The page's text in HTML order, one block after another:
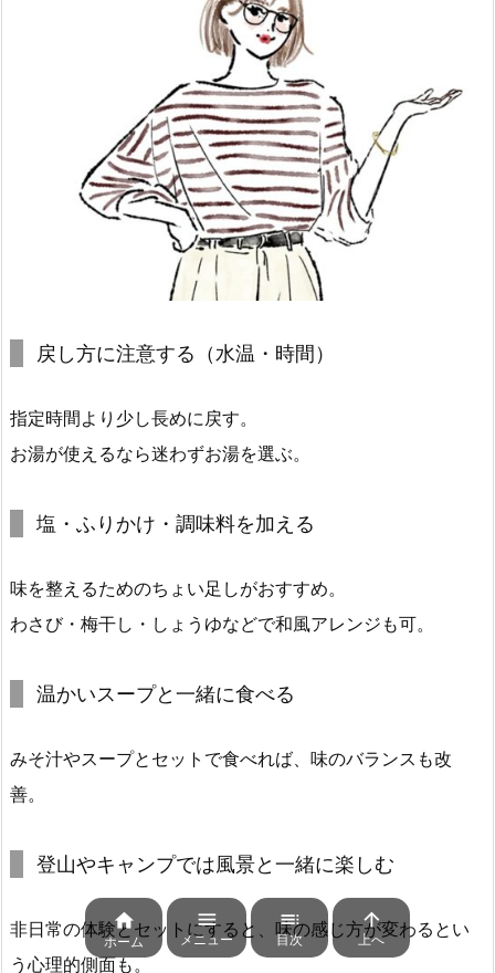
戻し方に注意する（水温・時間）
指定時間より少し長めに戻す。
お湯が使えるなら迷わずお湯を選ぶ。
塩・ふりかけ・調味料を加える
味を整えるためのちょい足しがおすすめ。
わさび・梅干し・しょうゆなどで和風アレンジも可。
温かいスープと一緒に食べる
みそ汁やスープとセットで食べれば、味のバランスも改
善。
登山やキャンプでは風景と一緒に楽しむ
非日常の体験とセットにすると、味の感じ方が変わるとい
う心理的側面も。

ホーム

メニュー

目次

上へ